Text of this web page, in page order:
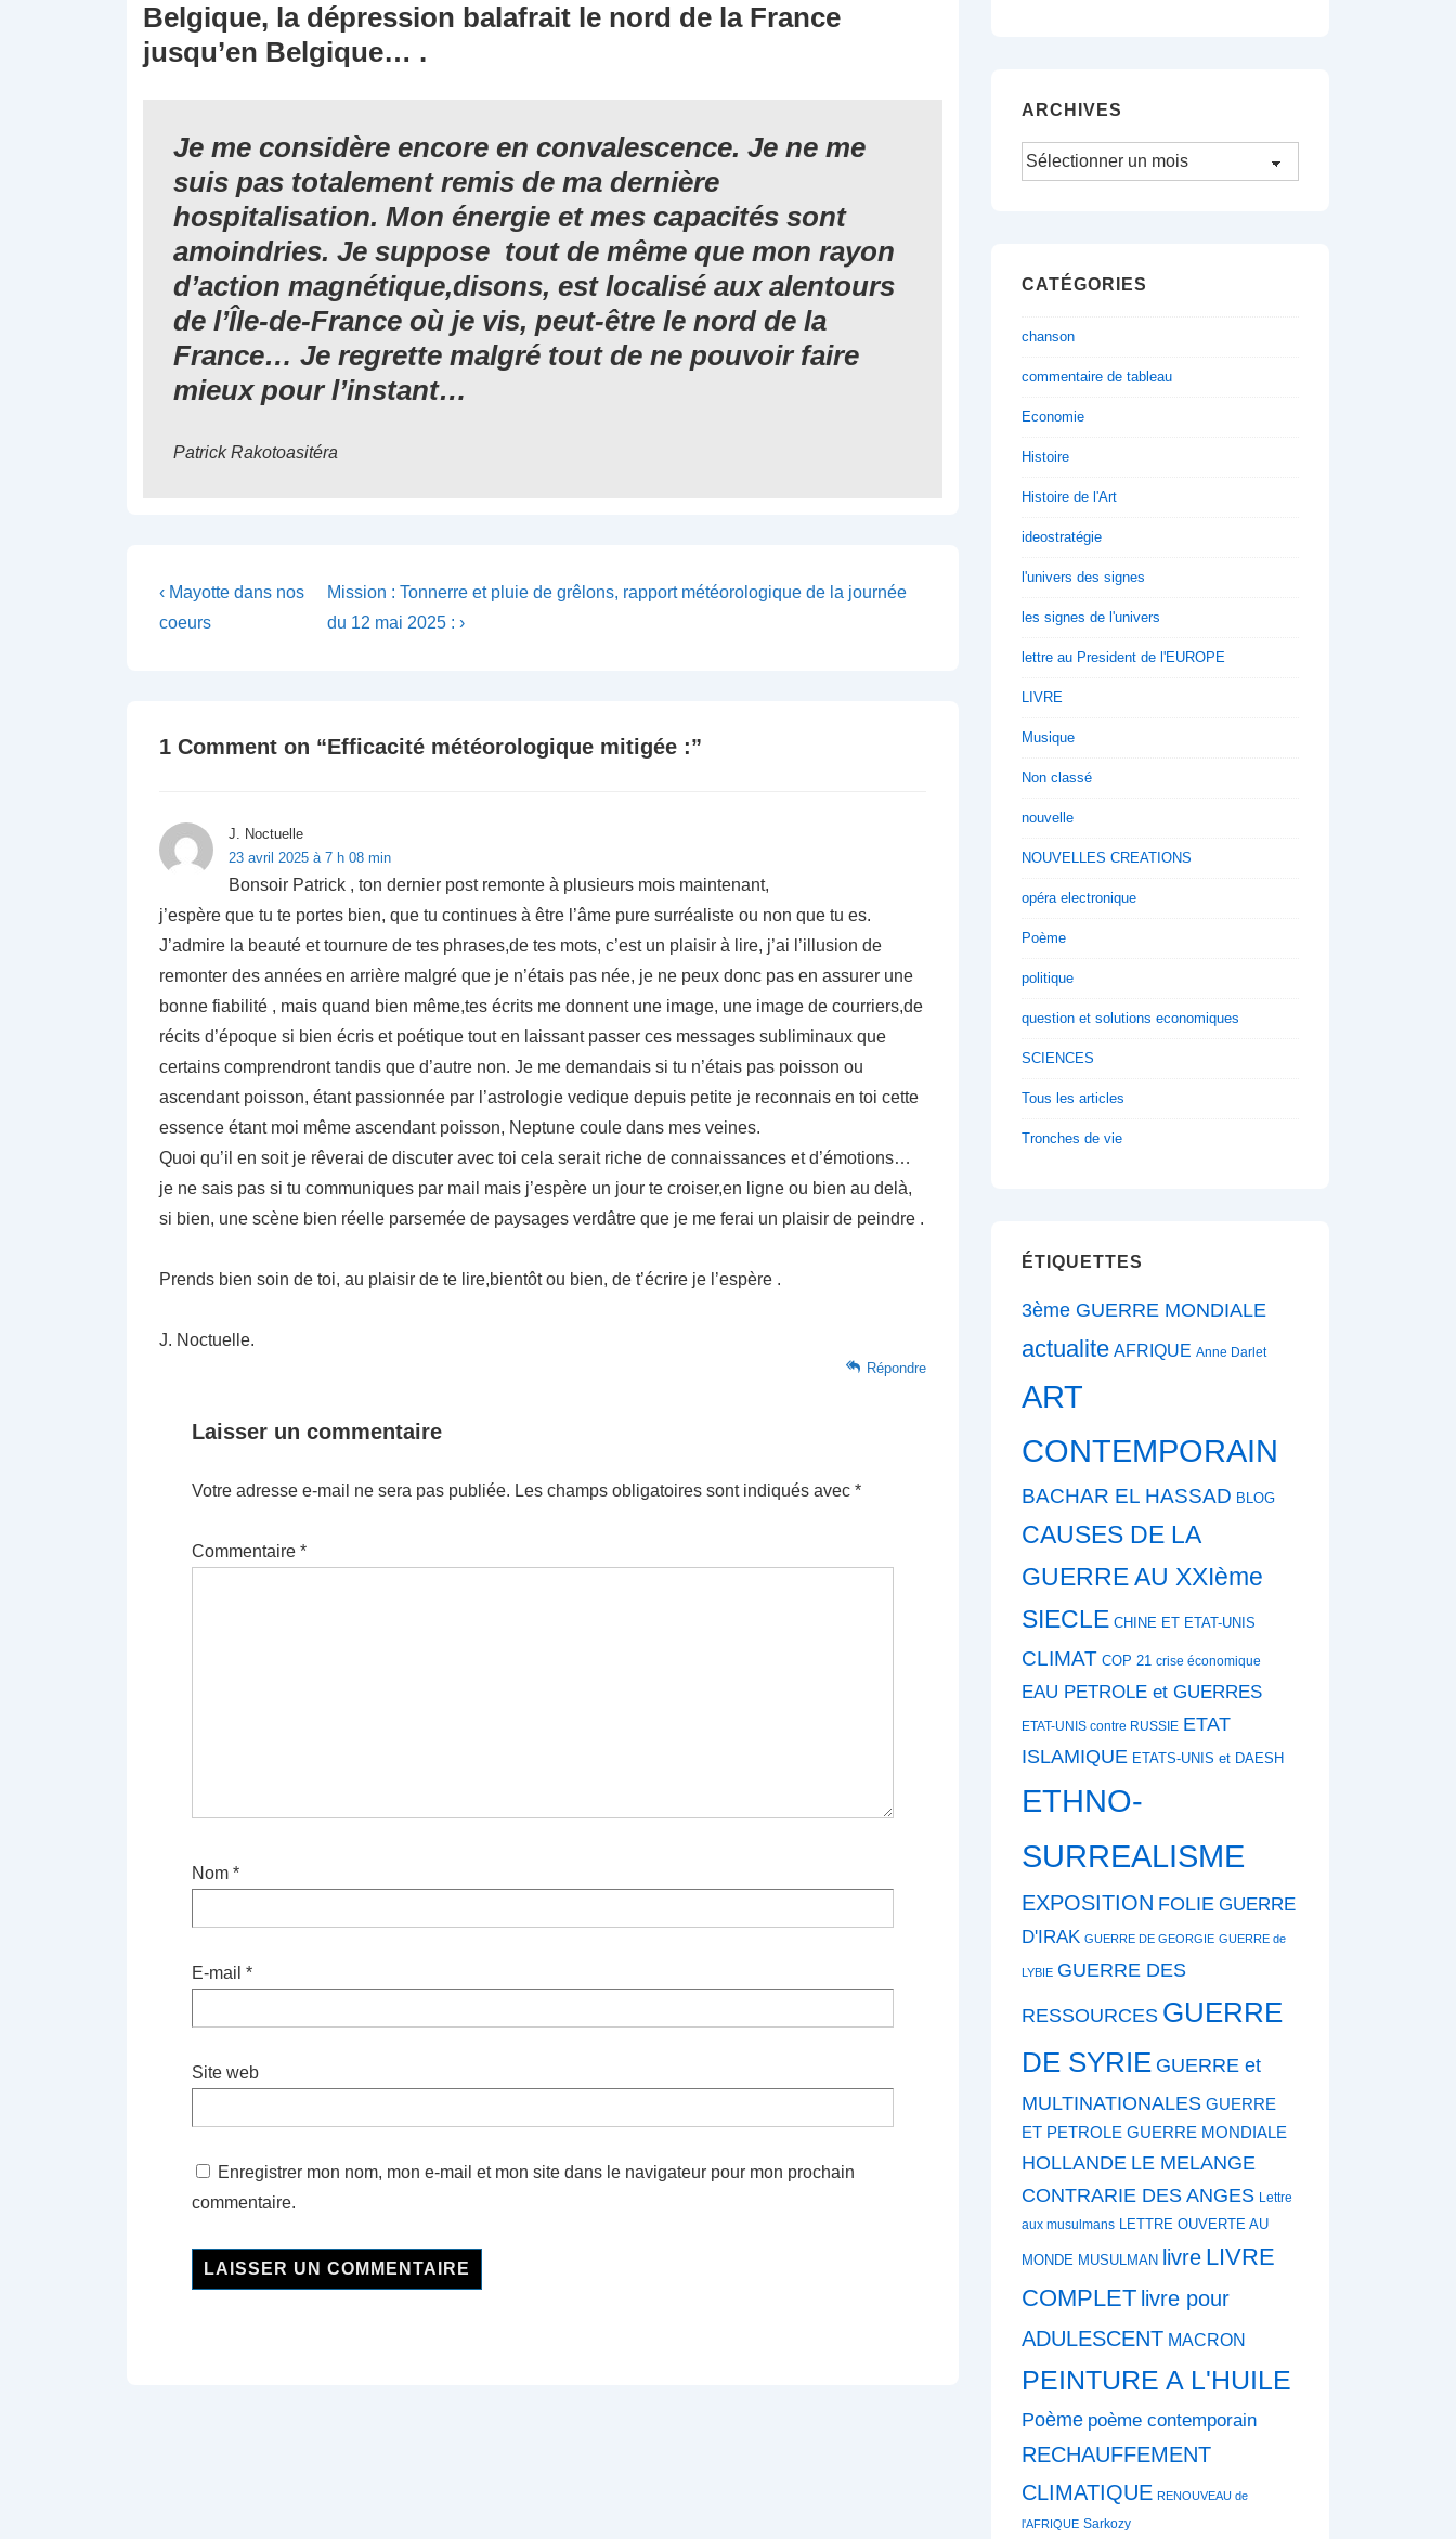
Belgique, la dépression balafrait le nord de la France
jusqu’en Belgique… .
Je me considère encore en convalescence. Je ne me
suis pas totalement remis de ma dernière
hospitalisation. Mon énergie et mes capacités sont
amoindries. Je suppose tout de même que mon rayon
d’action magnétique,disons, est localisé aux alentours
de l’Île-de-France où je vis, peut-être le nord de la
France… Je regrette malgré tout de ne pouvoir faire
mieux pour l’instant…
Patrick Rakotoasitéra
Navigation
de
Previous
Post
‹ Mayotte dans nos
coeurs
Next
Post
Mission : Tonnerre et pluie de grêlons, rapport météorologique de la journée
du 12 mai 2025 : ›
1 Comment on “Efficacité météorologique mitigée :”
J. Noctuelle
23 avril 2025 à 7 h 08 min
Bonsoir Patrick , ton dernier post remonte à plusieurs mois maintenant,
j’espère que tu te portes bien, que tu continues à être l’âme pure surréaliste ou non que tu es.
J’admire la beauté et tournure de tes phrases,de tes mots, c’est un plaisir à lire, j’ai l’illusion de
remonter des années en arrière malgré que je n’étais pas née, je ne peux donc pas en assurer une
bonne fiabilité , mais quand bien même,tes écrits me donnent une image, une image de courriers,de
récits d’époque si bien écris et poétique tout en laissant passer ces messages subliminaux que
certains comprendront tandis que d’autre non. Je me demandais si tu n’étais pas poisson ou
ascendant poisson, étant passionnée par l’astrologie vedique depuis petite je reconnais en toi cette
essence étant moi même ascendant poisson, Neptune coule dans mes veines.
Quoi qu’il en soit je rêverai de discuter avec toi cela serait riche de connaissances et d’émotions…
je ne sais pas si tu communiques par mail mais j’espère un jour te croiser,en ligne ou bien au delà,
si bien, une scène bien réelle parsemée de paysages verdâtre que je me ferai un plaisir de peindre .
Prends bien soin de toi, au plaisir de te lire,bientôt ou bien, de t’écrire je l’espère .
J. Noctuelle.
Répondre
Laisser un commentaire
Votre adresse e-mail ne sera pas publiée. Les champs obligatoires sont indiqués avec *
Commentaire *
Nom *
E-mail *
Site web
Enregistrer mon nom, mon e-mail et mon site dans le navigateur pour mon prochain
commentaire.
ARCHIVES
Archives
CATÉGORIES
chanson
commentaire de tableau
Economie
Histoire
Histoire de l'Art
ideostratégie
l'univers des signes
les signes de l'univers
lettre au President de l'EUROPE
LIVRE
Musique
Non classé
nouvelle
NOUVELLES CREATIONS
opéra electronique
Poème
politique
question et solutions economiques
SCIENCES
Tous les articles
Tronches de vie
ÉTIQUETTES
3ème GUERRE MONDIALE
actualite AFRIQUE Anne Darlet
ART
CONTEMPORAIN
BACHAR EL HASSAD BLOG
CAUSES DE LA
GUERRE AU XXIème
SIECLE CHINE ET ETAT-UNIS
CLIMAT COP 21 crise économique
EAU PETROLE et GUERRES
ETAT-UNIS contre RUSSIE ETAT
ISLAMIQUE ETATS-UNIS et DAESH
ETHNO-
SURREALISME
EXPOSITION FOLIE GUERRE
D'IRAK GUERRE DE GEORGIE GUERRE de
LYBIE GUERRE DES
RESSOURCES GUERRE
DE SYRIE GUERRE et
MULTINATIONALES GUERRE
ET PETROLE GUERRE MONDIALE
HOLLANDE LE MELANGE
CONTRARIE DES ANGES Lettre
aux musulmans LETTRE OUVERTE AU
MONDE MUSULMAN livre LIVRE
COMPLET livre pour
ADULESCENT MACRON
PEINTURE A L'HUILE
Poème poème contemporain
RECHAUFFEMENT
CLIMATIQUE RENOUVEAU de
l'AFRIQUE Sarkozy